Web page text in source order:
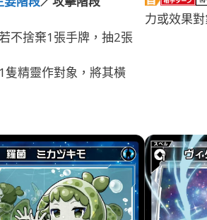
不捨棄1張手牌，抽2張
隻精靈作對象，將其橫
力或效果